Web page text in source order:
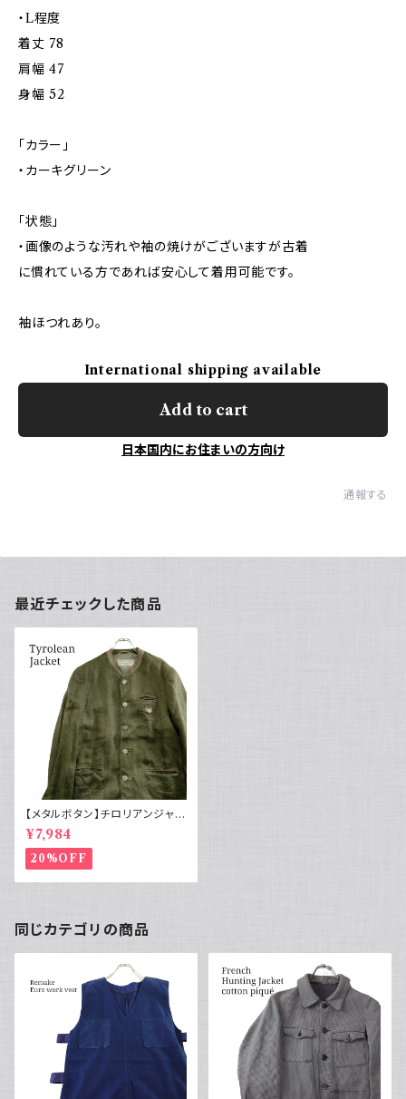
・L程度
着丈 78
肩幅 47
身幅 52
「カラー」
・カーキグリーン
「状態」
・画像のような汚れや袖の焼けがございますが古着
に慣れている方であれば安心して着用可能です。
袖ほつれあり。
International shipping available
Add to cart
日本国内にお住まいの方向け
通報する
最近チェックした商品
【メタルボタン】チロリアンジャケ
ット ノーカラー リネンジャケット
グリーン
¥7,984
20%OFF
同じカテゴリの商品